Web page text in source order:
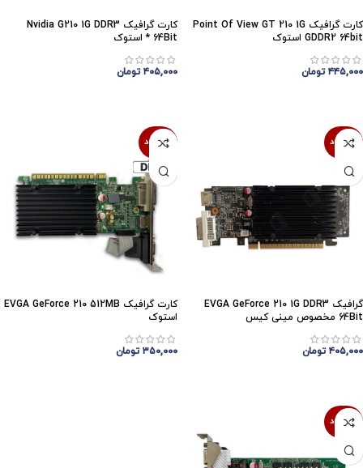
کارت گرافیک Point Of View GT 210 1G
GDDR2 64bit استوک
۴۴۵,۰۰۰ تومان
کارت گرافیک Nvidia G210 1G DDR3
64Bit * استوک
۴۰۵,۰۰۰ تومان
ناموجود
گرافیک EVGA GeForce 210 1G DDR3
64Bit مخصوص مینی کیس
۴۰۵,۰۰۰ تومان
ناموجود
کارت گرافیک EVGA GeForce 210 512MB
استوک
۳۵۰,۰۰۰ تومان
ناموجود